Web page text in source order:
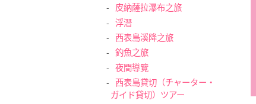
皮納薩拉瀑布之旅
浮潛
西表島溪降之旅
釣魚之旅
夜間導覽
西表島貸切（チャーター・
ガイド貸切）ツアー